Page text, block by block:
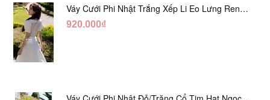
Váy Cưới Phi Nhật Trắng Xếp Li Eo Lưng Ren
DC547
920.000₫